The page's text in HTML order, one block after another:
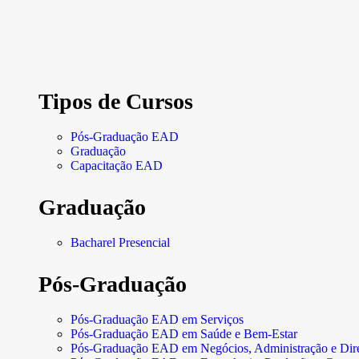
Tipos de Cursos
Pós-Graduação EAD
Graduação
Capacitação EAD
Graduação
Bacharel Presencial
Pós-Graduação
Pós-Graduação EAD em Serviços
Pós-Graduação EAD em Saúde e Bem-Estar
Pós-Graduação EAD em Negócios, Administração e